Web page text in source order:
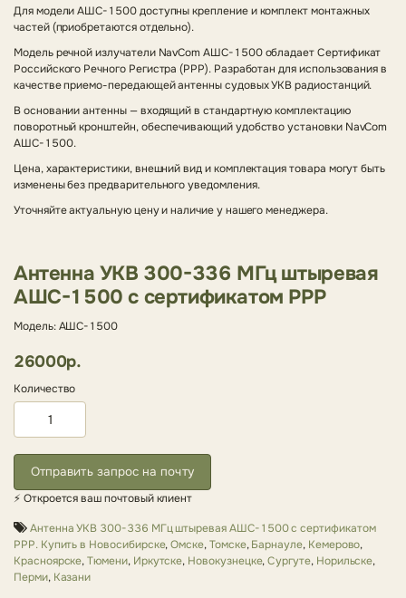
Для модели АШC-1500 доступны крепление и комплект монтажных
частей (приобретаются отдельно).
Модель речной излучатели NavCom АШC-1500 обладает Сертификат
Российского Речного Регистра (РРР). Разработан для использования в
качестве приемо-передающей антенны судовых УКВ радиостанций.
В основании антенны — входящий в стандартную комплектацию
поворотный кронштейн, обеспечивающий удобство установки NavCom
АШC-1500.
Цена, характеристики, внешний вид и комплектация товара могут быть
изменены без предварительного уведомления.
Уточняйте актуальную цену и наличие у нашего менеджера.
Антенна УКВ 300-336 МГц штыревая
АШC-1500 с сертификатом РРР
Модель: АШC-1500
26000р.
Количество
Отправить запрос на почту
⚡ Откроется ваш почтовый клиент
Антенна УКВ 300-336 МГц штыревая АШC-1500 с сертификатом
РРР. Купить в Новосибирске,Омске,Томске,Барнауле, Кемерово,
Красноярске,Тюмени, Иркутске, Новокузнецке,Сургуте, Норильске,
Перми, Казани